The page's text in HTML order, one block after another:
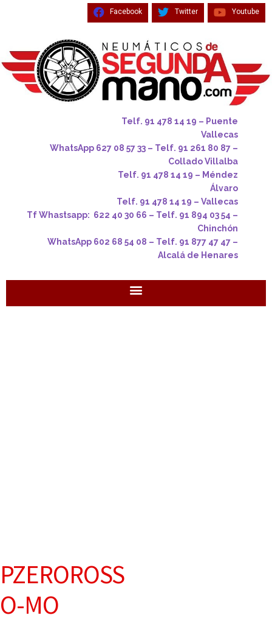
Facebook Twitter Youtube
Telf. 91 478 14 19 – Puente
Vallecas
WhatsApp 627 08 57 33 – Telf. 91 261 80 87 –
Collado Villalba
Telf. 91 478 14 19 – Méndez
Álvaro
Telf. 91 478 14 19 – Vallecas
Tf Whastsapp: 622 40 30 66 – Telf. 91 894 03 54 –
Chinchón
WhatsApp 602 68 54 08 – Telf. 91 877 47 47 –
Alcalá de Henares
PZEROROSS
O-MO